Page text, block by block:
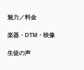
魅力／料金
楽器・DTM・映像
生徒の声